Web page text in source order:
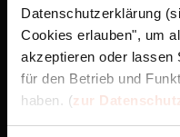
Datenschutzerklärung
Cookies erlauben", um
akzeptieren oder lassen
für den Betrieb und
haben. (zur
App Store ist eine Marke von Apple
und Regionen. Google Play und